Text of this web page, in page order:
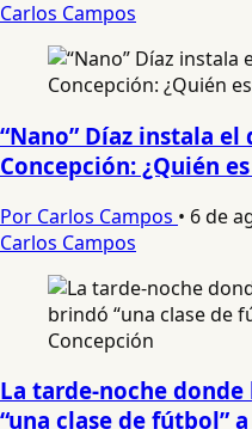
Carlos Campos
“Nano” Díaz instala
Concepción: ¿Quién
Por Carlos Campos • 6 de
Carlos Campos
La tarde-noche donde
“una clase de fútbol”